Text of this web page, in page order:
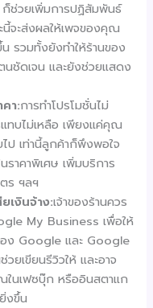
ช่วยเพิ่มการปฏิสัมพันธ์
จะส่งผลให้เพจของคุณ
รวมทั้งยังทำให้ร้านของ
ชัดเจน และยังช่วยแสดง
า:การทำโปรโมชั่นไม่
ทบไม่เหลือ เพียงแค่คุณ
ป เท่านี้ลูกค้าก็พึงพอใจ
ราคาพิเศษ เพิ่มบริการ
ร ฯลฯ
เงินจ้าง:เจ้าของร้านควร
My Business เพื่อให้
อง Google และ Google
ยเขียนรีวิวให้ และอาจ
นเฟซบุ๊ก หรืออินสตาแก
งขึ้น